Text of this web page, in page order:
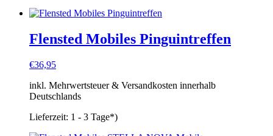
Flensted Mobiles Pinguintreffen
€36,95
inkl. Mehrwertsteuer & Versandkosten innerhalb
Deutschlands
Lieferzeit: 1 - 3 Tage*)